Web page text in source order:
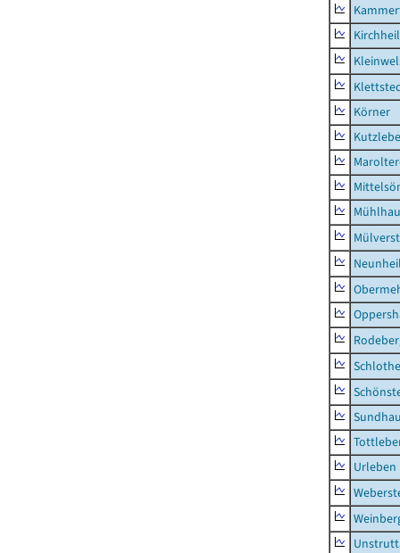
Körner
Urleben